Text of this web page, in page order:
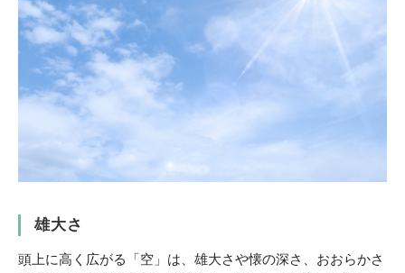
雄大さ
頭上に高く広がる「空」は、雄大さや懐の深さ、おおらかさ